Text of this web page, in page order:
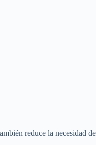
reduce la necesidad de